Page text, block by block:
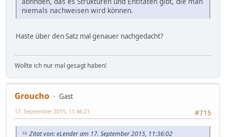
niemals nachweisen wird können.
Haste über den Satz mal genauer nachgedacht?
Wollte ich nur mal gesagt haben!
Groucho
Gast
#715
17. September 2015, 11:46:21
Zitat von: eLender am 17. September 2015, 11:36:02